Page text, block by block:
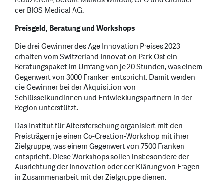
der BIOS Medical AG.
Preisgeld, Beratung und Workshops
Die drei Gewinner des Age Innovation Preises 2023
erhalten vom Switzerland Innovation Park Ost ein
Beratungspaket im Umfang von je 20 Stunden, was einem
Gegenwert von 3000 Franken entspricht. Damit werden
die Gewinner bei der Akquisition von
Schlüsselkundinnen und Entwicklungspartnern in der
Region unterstützt.
Das Institut für Altersforschung organisiert mit den
Preisträgern je einen Co-Creation-Workshop mit ihrer
Zielgruppe, was einem Gegenwert von 7500 Franken
entspricht. Diese Workshops sollen insbesondere der
Ausrichtung der Innovation oder der Klärung von Fragen
in Zusammenarbeit mit der Zielgruppe dienen.